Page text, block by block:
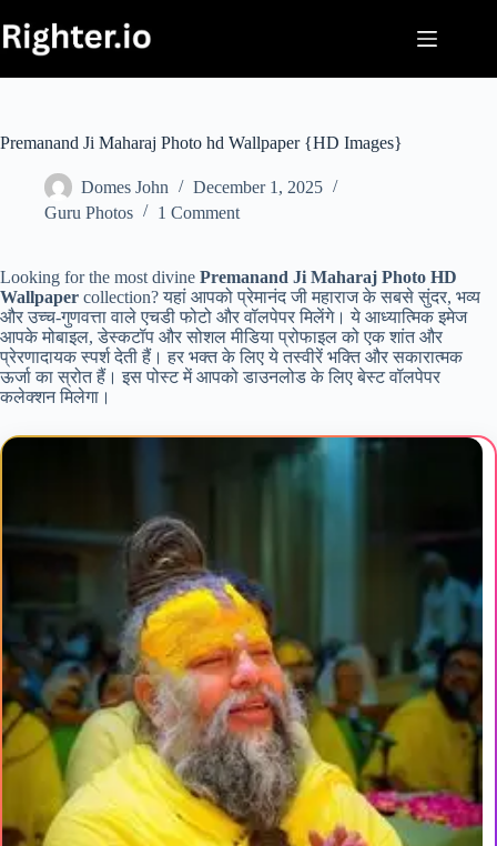
to
content
Premanand Ji Maharaj Photo hd Wallpaper {HD Images}
Domes John
December 1, 2025
Guru Photos
1 Comment
Looking for the most divine Premanand Ji Maharaj Photo HD
Wallpaper collection? यहां आपको प्रेमानंद जी महाराज के सबसे सुंदर, भव्य
और उच्च-गुणवत्ता वाले एचडी फोटो और वॉलपेपर मिलेंगे। ये आध्यात्मिक इमेज
आपके मोबाइल, डेस्कटॉप और सोशल मीडिया प्रोफाइल को एक शांत और
प्रेरणादायक स्पर्श देती हैं। हर भक्त के लिए ये तस्वीरें भक्ति और सकारात्मक
ऊर्जा का स्रोत हैं। इस पोस्ट में आपको डाउनलोड के लिए बेस्ट वॉलपेपर
कलेक्शन मिलेगा।